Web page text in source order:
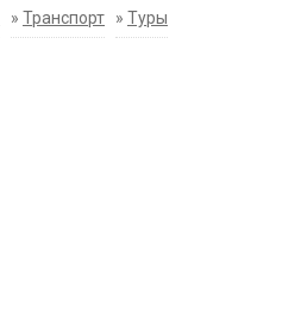
» Транспорт » Туры